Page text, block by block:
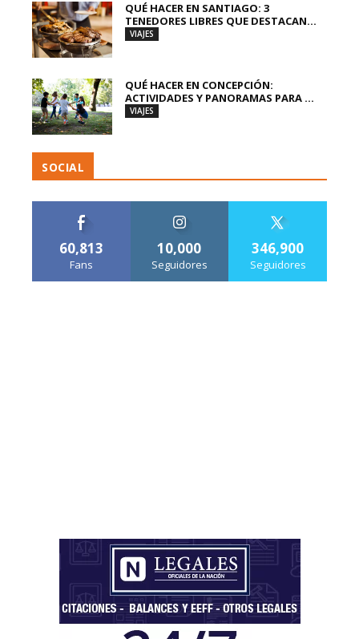
QUÉ HACER EN SANTIAGO: 3
TENEDORES LIBRES QUE DESTACAN...
VIAJES
QUÉ HACER EN CONCEPCIÓN:
ACTIVIDADES Y PANORAMAS PARA ...
VIAJES
SOCIAL
60,813
Fans
10,000
Seguidores
346,900
Seguidores